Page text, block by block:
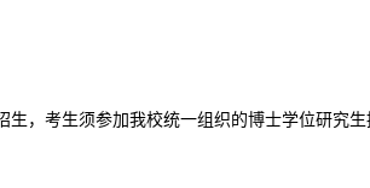
，考生须参加我校统一组织的博士学位研究生